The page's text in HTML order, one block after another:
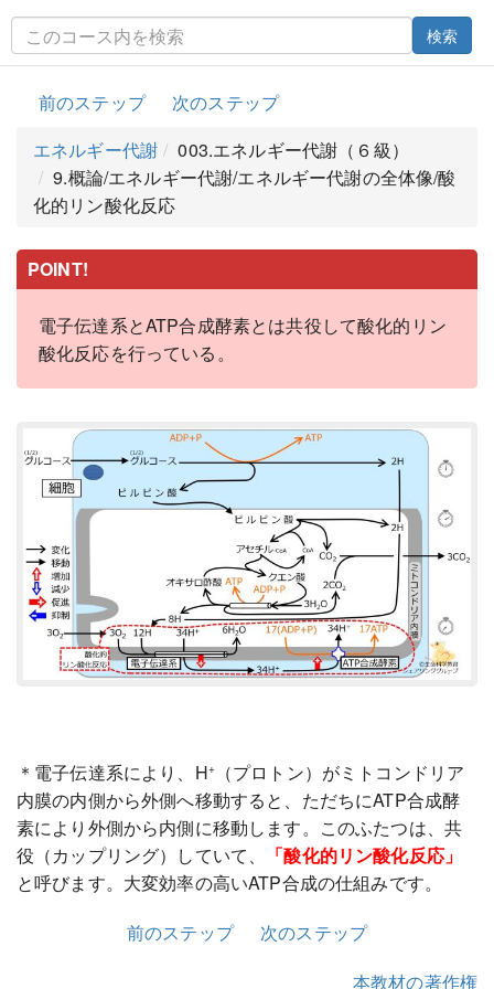
検索
前のステップ
次のステップ
エネルギー代謝
003.エネルギー代謝（６級）
9.概論/エネルギー代謝/エネルギー代謝の全体像/酸
化的リン酸化反応
POINT!
電子伝達系とATP合成酵素とは共役して酸化的リン
酸化反応を行っている。
＊電子伝達系により、H+
（プロトン）がミトコンドリア
内膜の内側から外側へ移動すると、ただちにATP合成酵
素により外側から内側に移動します。このふたつは、共
役（カップリング）していて、
「酸化的リン酸化反応」
と呼びます。大変効率の高いATP合成の仕組みです。
前のステップ
次のステップ
本教材の著作権